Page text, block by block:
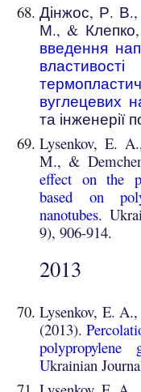
Дінжос, Р.
М., &
введення
вуглецевих
та інженерії
Lysenkov, E.
M., &
effect on the
based on
nanotubes.
9), 906-914.
2013
Lysenkov, E.
(2013).
polypropylene
Ukrainian